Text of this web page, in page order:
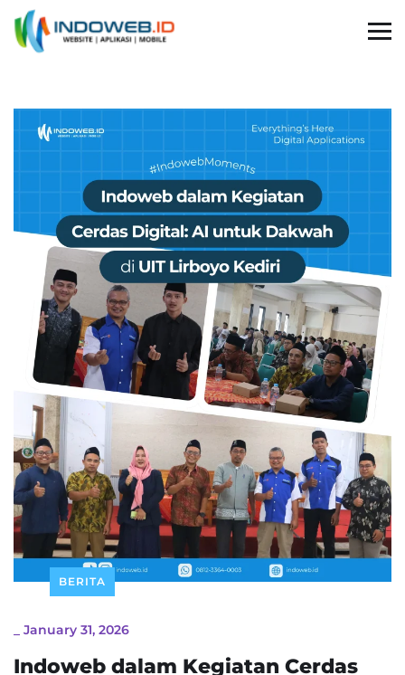
BERITA
January 31, 2026
Indoweb dalam Kegiatan Cerdas